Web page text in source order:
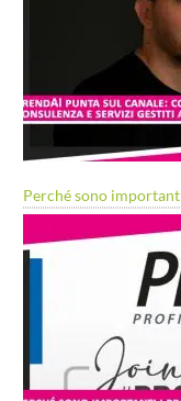
Perché sono